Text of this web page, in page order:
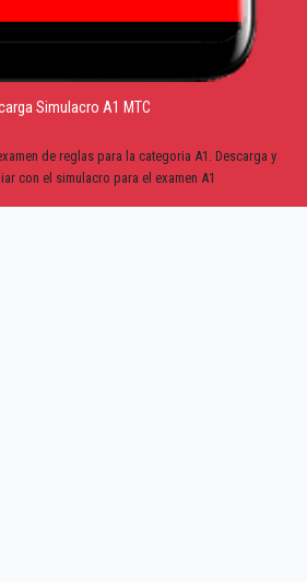
Simulacro A1 MTC
de reglas para la categoria A1. Descarga y
con el simulacro para el examen A1